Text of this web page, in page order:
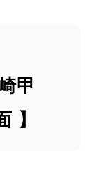
甲
】